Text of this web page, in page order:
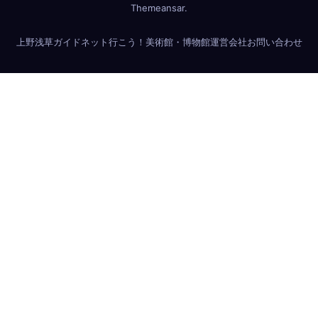
Themeansar.
上野浅草ガイドネット行こう！美術館・博物館運営会社お問い合わせ